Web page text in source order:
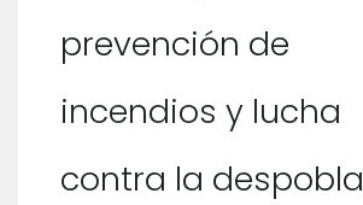
prevención de
incendios y lucha
contra la